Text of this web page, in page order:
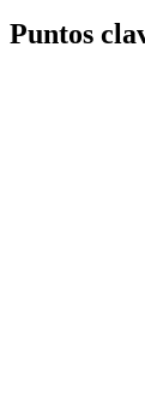
Puntos